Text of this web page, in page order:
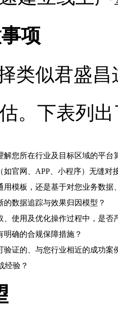
项
类似君盛
。下表列
解您所在行业及目标区域的平台
如官网、APP、小程序）无缝对
用模板，还是基于对您业务数据
的数据追踪与效果归因模型？
、使用及优化操作过程中，是否
明确的合规保障措施？
验证的、与您行业相近的成功案
经验？